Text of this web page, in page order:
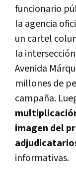
funcionario
la agencia
un cartel
la
Avenida
millones de
campaña.
imagen del
informativas.